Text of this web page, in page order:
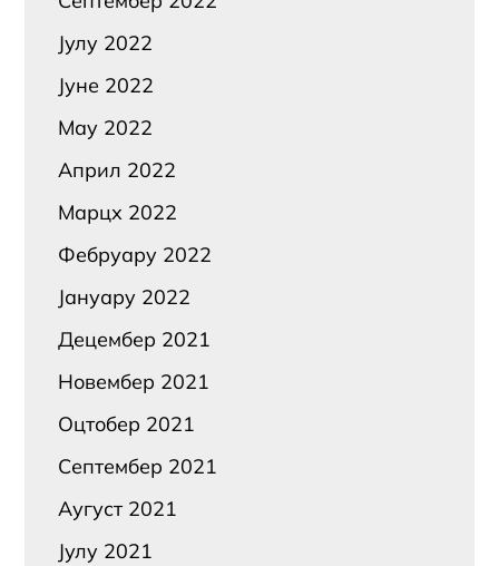
Јулy 2022
Јуне 2022
Маy 2022
Април 2022
Марцх 2022
Фебруарy 2022
Јануарy 2022
Децембер 2021
Новембер 2021
Оцтобер 2021
Септембер 2021
Аугуст 2021
Јулy 2021